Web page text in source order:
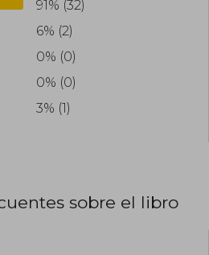
91% (32)
6% (2)
0% (0)
0% (0)
3% (1)
sobre el libro